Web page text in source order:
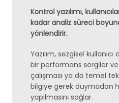
Kontrol yazılımı,
kadar analiz süreci
yönlendirir.
Yazılım, sezgisel
bir performans sergiler
çalışması ya da temel
bilgiye gerek duymadan
yapılmasını sağlar.